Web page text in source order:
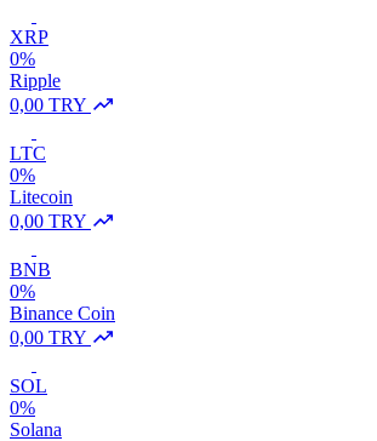
XRP
0%
Ripple
0,00 TRY
LTC
0%
Litecoin
0,00 TRY
BNB
0%
Binance Coin
0,00 TRY
SOL
0%
Solana